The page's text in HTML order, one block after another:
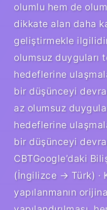
olumlu hem de
dikkate alan daha
geliştirmekle
olumsuz duyguları
hedeflerine
bir düşünceyi
az olumsuz
hedeflerine
bir düşünceyi
CBTGoogle’daki
(İngilizce → Türk) ·
yapılanmanın